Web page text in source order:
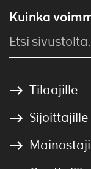
Kuinka
Tilaajille
Sijoittajille